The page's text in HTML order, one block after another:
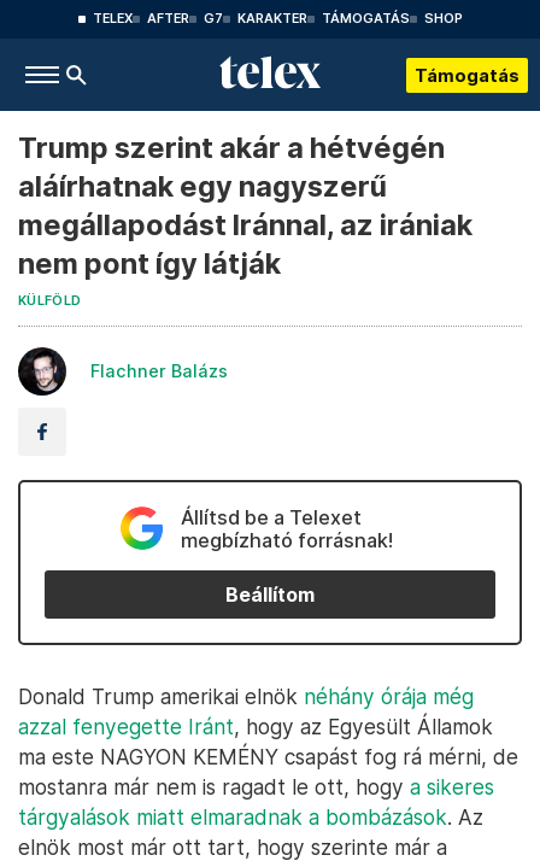
TELEX AFTER G7 KARAKTER TÁMOGATÁS SHOP
Támogatás
Trump szerint akár a hétvégén
aláírhatnak egy nagyszerű
megállapodást Iránnal, az irániak
nem pont így látják
KÜLFÖLD
Flachner Balázs
Állítsd be a Telexet
megbízható forrásnak!
Beállítom
Donald Trump amerikai elnök néhány órája még
azzal fenyegette Iránt, hogy az Egyesült Államok
ma este NAGYON KEMÉNY csapást fog rá mérni, de
mostanra már nem is ragadt le ott, hogy a sikeres
tárgyalások miatt elmaradnak a bombázások. Az
elnök most már ott tart, hogy szerinte már a